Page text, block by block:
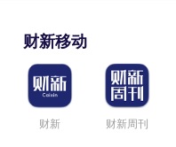
财新移动
财新 财新周刊